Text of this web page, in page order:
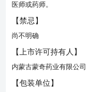
医师或药师。
【禁忌 】
尚不明确
【 上市许可持有人 】
内蒙古蒙奇药业有限公司
【包装单位 】